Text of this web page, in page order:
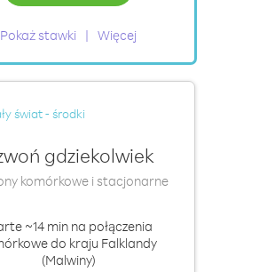
Pokaż stawki Więcej
świat - środki
gdziekolwiek
komórkowe i stacjonarne
~14 minna połączenia
do kraju Falklandy
(Malwiny)